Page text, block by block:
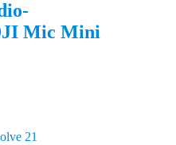
Mic Mini
21